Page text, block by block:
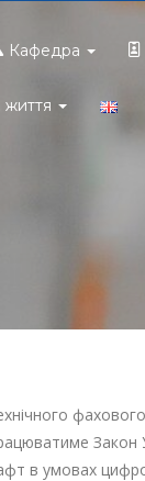
Кафедра
життя
Закон
в умовах